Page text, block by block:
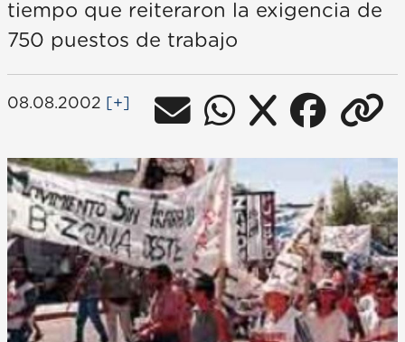
tiempo que reiteraron la exigencia de
750 puestos de trabajo
08.08.2002 [+]